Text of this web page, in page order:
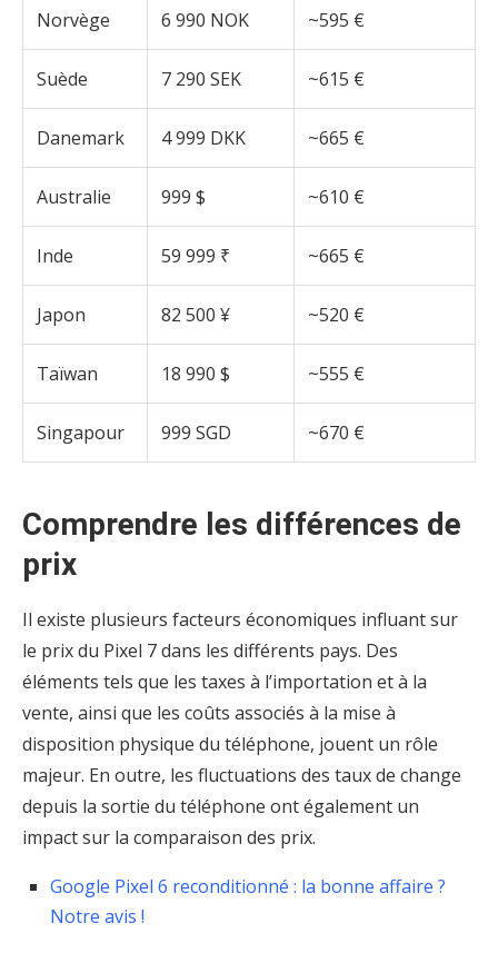
Norvège 6 990 NOK ~595 €
Suède 7 290 SEK ~615 €
Danemark 4 999 DKK ~665 €
Australie 999 $ ~610 €
Inde 59 999 ₹ ~665 €
Japon 82 500 ¥ ~520 €
Taïwan 18 990 $ ~555 €
Singapour 999 SGD ~670 €
Comprendre les différences de
prix
Il existe plusieurs facteurs économiques influant sur
le prix du Pixel 7 dans les différents pays. Des
éléments tels que les taxes à l’importation et à la
vente, ainsi que les coûts associés à la mise à
disposition physique du téléphone, jouent un rôle
majeur. En outre, les fluctuations des taux de change
depuis la sortie du téléphone ont également un
impact sur la comparaison des prix.
Google Pixel 6 reconditionné : la bonne affaire ?
Notre avis !